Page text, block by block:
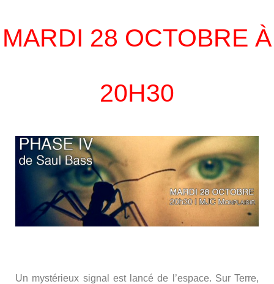
MARDI 28 OCTOBRE À
20H30
Un mystérieux signal est lancé de l’espace. Sur Terre,